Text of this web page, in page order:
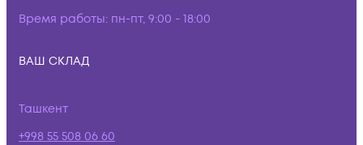
Время работы: пн-пт, 9:00 - 18:00
ВАШ СКЛАД
Ташкент
+998 55 508 06 60